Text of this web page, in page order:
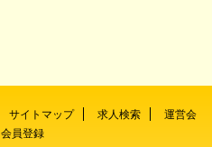
サイトマップ 求人検索
運営会
会員登録